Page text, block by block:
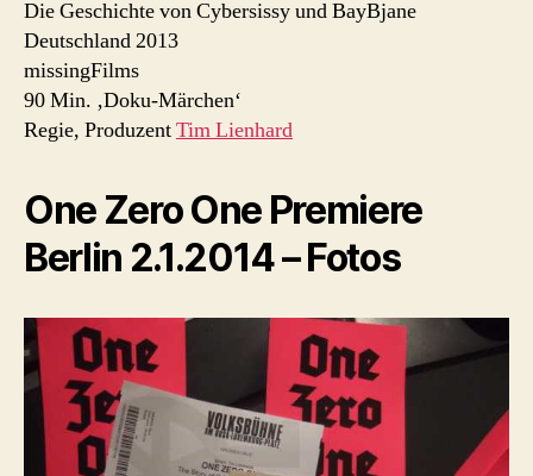
Die Geschichte von Cybersissy und BayBjane
Deutschland 2013
missingFilms
90 Min. ‚Doku-Märchen‘
Regie, ProduzentTim Lienhard
One Zero One Premiere
Berlin 2.1.2014 – Fotos